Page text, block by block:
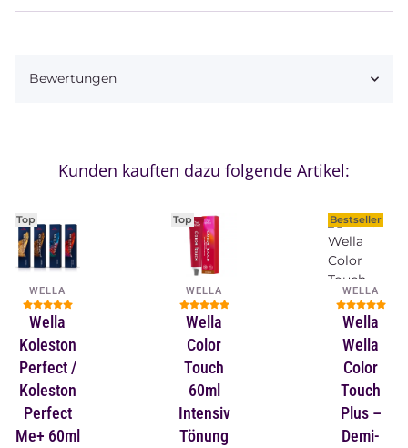
Bewertungen
Kunden kauften dazu folgende Artikel:
Top
WELLA
Wella
Koleston
Perfect /
Koleston
Perfect
Me+ 60ml
Top
WELLA
Wella
Color
Touch
60ml
Intensiv
Tönung
Bestseller
WELLA
Wella
Wella
Color
Touch
Plus –
Demi-